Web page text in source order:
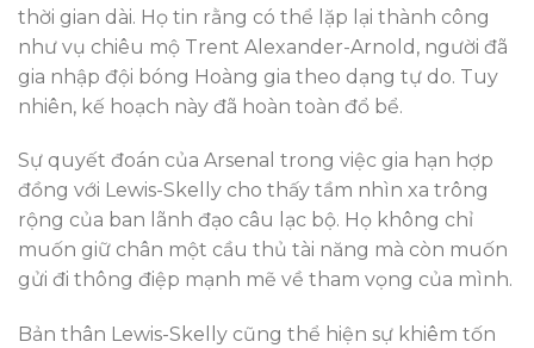
thời gian dài. Họ tin rằng có thể lặp lại thành công
như vụ chiêu mộ Trent Alexander-Arnold, người đã
gia nhập đội bóng Hoàng gia theo dạng tự do. Tuy
nhiên, kế hoạch này đã hoàn toàn đổ bể.
Sự quyết đoán của Arsenal trong việc gia hạn hợp
đồng với Lewis-Skelly cho thấy tầm nhìn xa trông
rộng của ban lãnh đạo câu lạc bộ. Họ không chỉ
muốn giữ chân một cầu thủ tài năng mà còn muốn
gửi đi thông điệp mạnh mẽ về tham vọng của mình.
Bản thân Lewis-Skelly cũng thể hiện sự khiêm tốn